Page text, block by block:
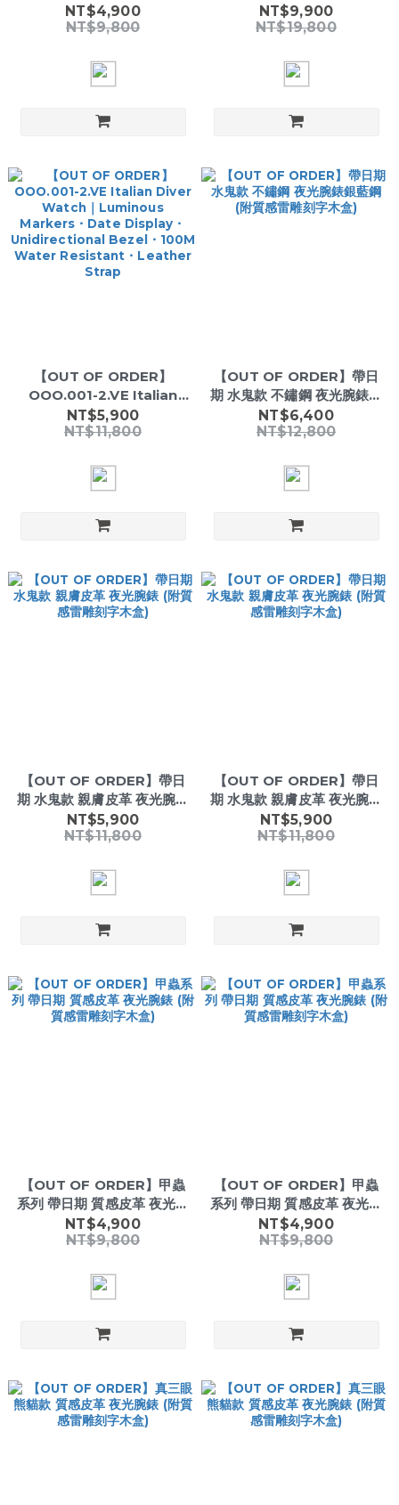
錶 (附質感雷雕刻字木盒)
NT$4,900
NT$9,800
(附質感雷雕刻字木盒)
NT$9,900
NT$19,800
【OUT OF ORDER】
OOO.001-2.VE Italian
Diver Watch｜Luminous
Markers・Date
Bezel・100M Water
Resistant・Leather
NT$5,900
NT$11,800
【OUT OF ORDER】帶日
期 水鬼款 不鏽鋼 夜光腕錶銀
藍鋼 (附質感雷雕刻字木盒)
NT$6,400
NT$12,800
【OUT OF ORDER】帶日
期 水鬼款 親膚皮革 夜光腕錶
(附質感雷雕刻字木盒)
NT$5,900
NT$11,800
【OUT OF ORDER】帶日
期 水鬼款 親膚皮革 夜光腕錶
(附質感雷雕刻字木盒)
NT$5,900
NT$11,800
【OUT OF ORDER】甲蟲
系列 帶日期 質感皮革 夜光腕
錶 (附質感雷雕刻字木盒)
NT$4,900
NT$9,800
【OUT OF ORDER】甲蟲
系列 帶日期 質感皮革 夜光腕
錶 (附質感雷雕刻字木盒)
NT$4,900
NT$9,800